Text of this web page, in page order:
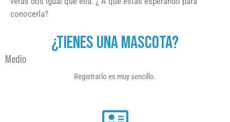
conocerla?
¿TIENES UNA MASCOTA?
Medio
Registrarlo es muy sencillo.